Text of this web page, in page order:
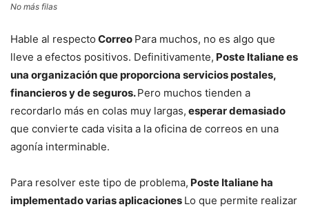
No más filas
Hable al respecto Correo Para muchos, no es algo que
lleve a efectos positivos. Definitivamente, Poste Italiane es
una organización que proporciona servicios postales,
financieros y de seguros.Pero muchos tienden a
recordarlo más en colas muy largas, esperar demasiado
que convierte cada visita a la oficina de correos en una
agonía interminable.
Para resolver este tipo de problema, Poste Italiane ha
implementado varias aplicaciones Lo que permite realizar